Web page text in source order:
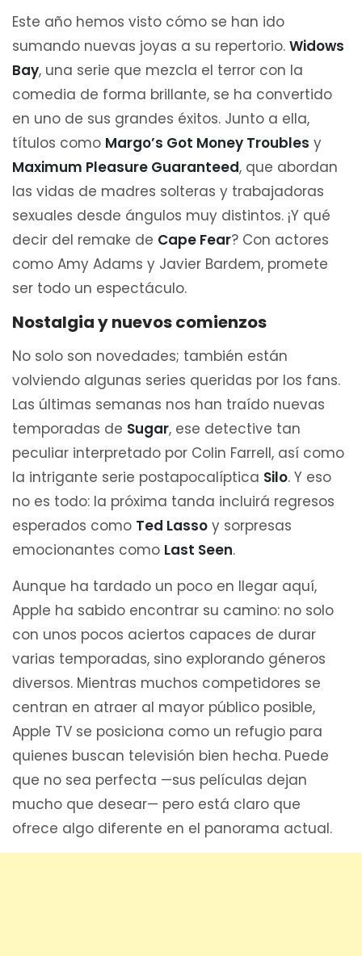
Este año hemos visto cómo se han ido
sumando nuevas joyas a su repertorio. Widows
Bay, una serie que mezcla el terror con la
comedia de forma brillante, se ha convertido
en uno de sus grandes éxitos. Junto a ella,
títulos como Margo’s Got Money Troubles y
Maximum Pleasure Guaranteed, que abordan
las vidas de madres solteras y trabajadoras
sexuales desde ángulos muy distintos. ¡Y qué
decir del remake de Cape Fear? Con actores
como Amy Adams y Javier Bardem, promete
ser todo un espectáculo.
Nostalgia y nuevos comienzos
No solo son novedades; también están
volviendo algunas series queridas por los fans.
Las últimas semanas nos han traído nuevas
temporadas de Sugar, ese detective tan
peculiar interpretado por Colin Farrell, así como
la intrigante serie postapocalíptica Silo. Y eso
no es todo: la próxima tanda incluirá regresos
esperados como Ted Lasso y sorpresas
emocionantes como Last Seen.
Aunque ha tardado un poco en llegar aquí,
Apple ha sabido encontrar su camino: no solo
con unos pocos aciertos capaces de durar
varias temporadas, sino explorando géneros
diversos. Mientras muchos competidores se
centran en atraer al mayor público posible,
Apple TV se posiciona como un refugio para
quienes buscan televisión bien hecha. Puede
que no sea perfecta —sus películas dejan
mucho que desear— pero está claro que
ofrece algo diferente en el panorama actual.